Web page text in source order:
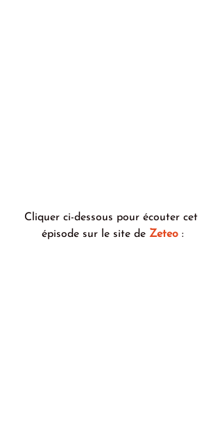
Cliquer ci-dessous pour écouter cet
épisode sur le site de Zeteo :